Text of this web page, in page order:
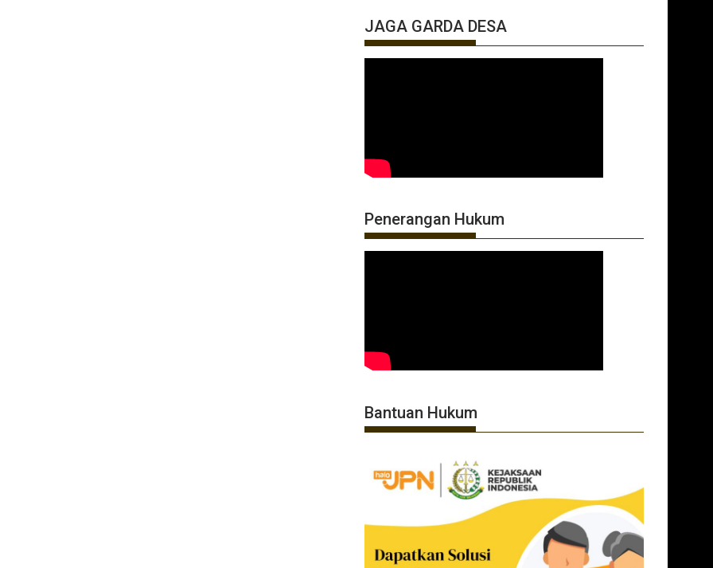
JAGA GARDA DESA
Penerangan Hukum
Bantuan Hukum